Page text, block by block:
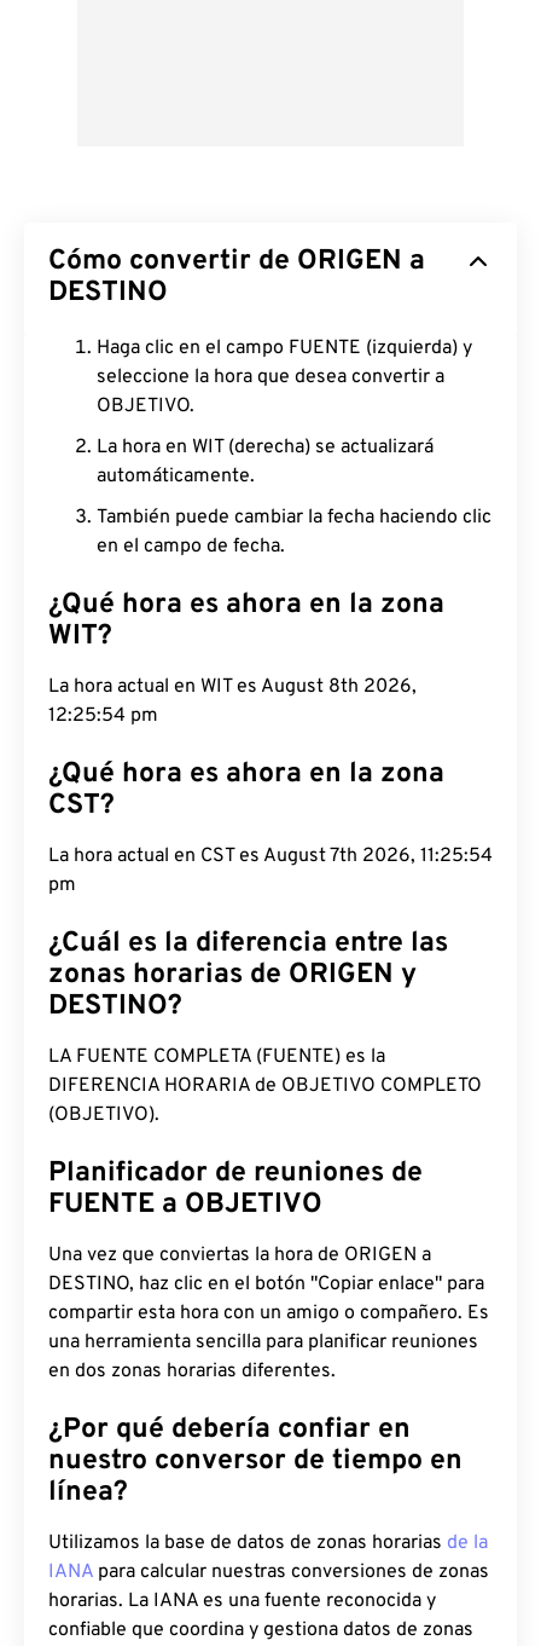
Cómo convertir de ORIGEN a
DESTINO
Haga clic en el campo FUENTE (izquierda) y
seleccione la hora que desea convertir a
OBJETIVO.
La hora en WIT (derecha) se actualizará
automáticamente.
También puede cambiar la fecha haciendo clic
en el campo de fecha.
¿Qué hora es ahora en la zona
WIT?
La hora actual en WIT es August 8th 2026,
12:25:55 pm
¿Qué hora es ahora en la zona
CST?
La hora actual en CST es August 7th 2026, 11:25:55
pm
¿Cuál es la diferencia entre las
zonas horarias de ORIGEN y
DESTINO?
LA FUENTE COMPLETA (FUENTE) es la
DIFERENCIA HORARIA de OBJETIVO COMPLETO
(OBJETIVO).
Planificador de reuniones de
FUENTE a OBJETIVO
Una vez que conviertas la hora de ORIGEN a
DESTINO, haz clic en el botón "Copiar enlace" para
compartir esta hora con un amigo o compañero. Es
una herramienta sencilla para planificar reuniones
en dos zonas horarias diferentes.
¿Por qué debería confiar en
nuestro conversor de tiempo en
línea?
Utilizamos la base de datos de zonas horarias de la
IANA para calcular nuestras conversiones de zonas
horarias. La IANA es una fuente reconocida y
confiable que coordina y gestiona datos de zonas